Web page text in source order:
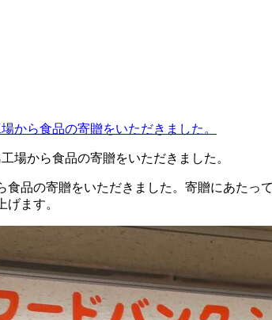
から食品の寄贈をいただきました。
食品の寄贈をいただきました。寄贈にあたっ
げます。